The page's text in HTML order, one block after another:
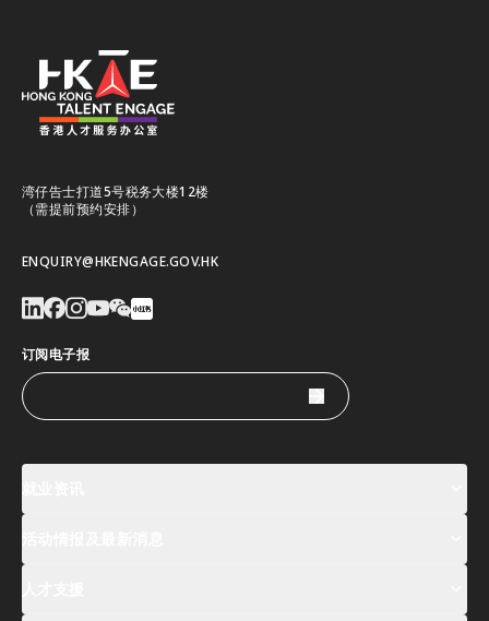
湾仔告士打道5号税务大楼12楼
（需提前预约安排）
ENQUIRY@HKENGAGE.GOV.HK
订阅电子报
薪酬指数
全球人才高峰会周